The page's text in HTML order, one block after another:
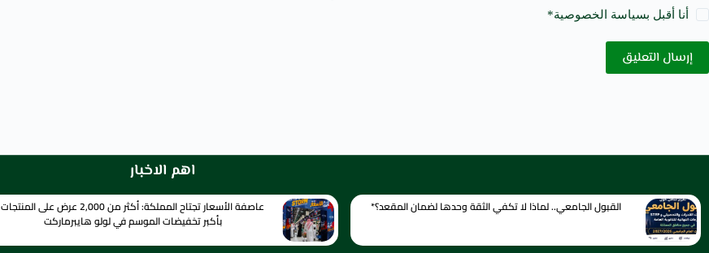
أنا أقبل بسياسة الخصوصية*
إرسال التعليق
اهم الاخبار
القبول الجامعي.. لماذا لا تكفي الثقة وحدها لضمان المقعد؟* عاصفة الأسعار تجتاح المملكة: أكثر من 2,000 عرض على المنتجات
بأكبر تخفيضات الموسم في لولو هايبرماركت